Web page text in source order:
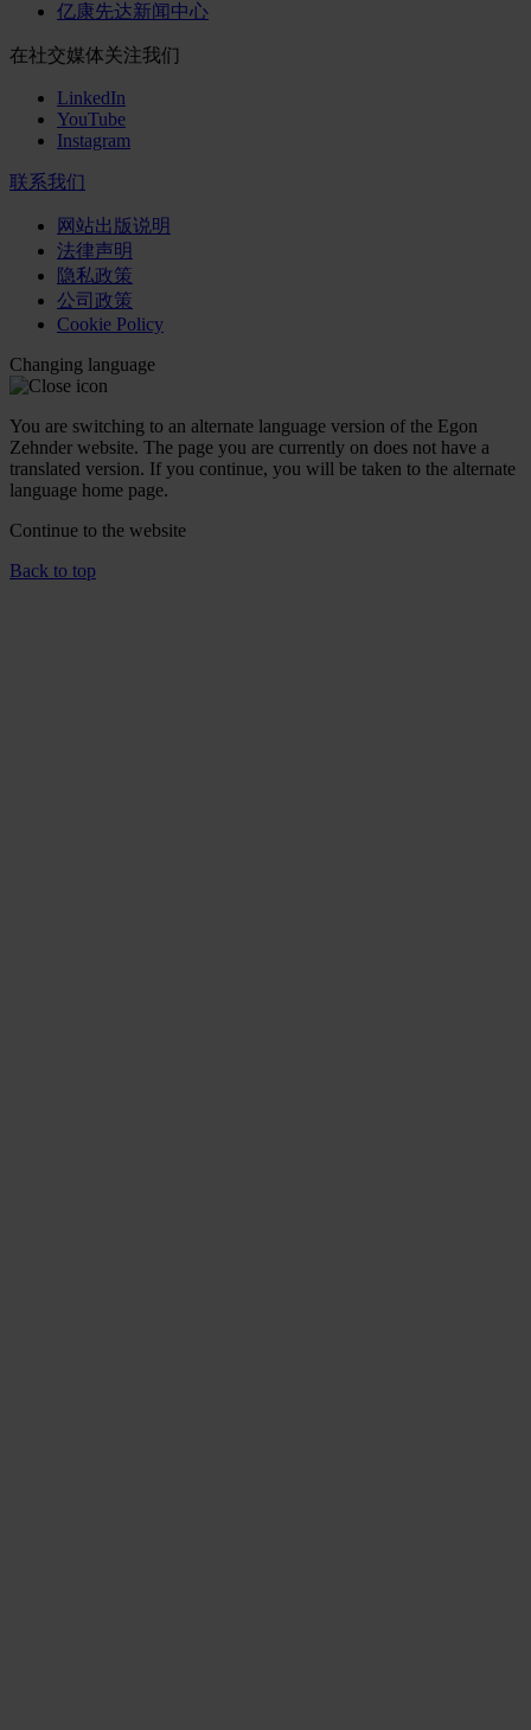
亿康先达新闻中心
在社交媒体关注我们
LinkedIn
YouTube
Instagram
联系我们
网站出版说明
法律声明
隐私政策
公司政策
Cookie Policy
Changing language
You are switching to an alternate language version of the Egon
Zehnder website. The page you are currently on does not have a
translated version. If you continue, you will be taken to the alternate
language home page.
Continue to the website
Back to top